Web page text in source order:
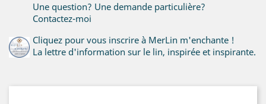
Une question? Une demande particulière?
Contactez-moi
Cliquez pour vous inscrire à MerLin m'enchante !
La lettre d'information sur le lin, inspirée et inspirante.